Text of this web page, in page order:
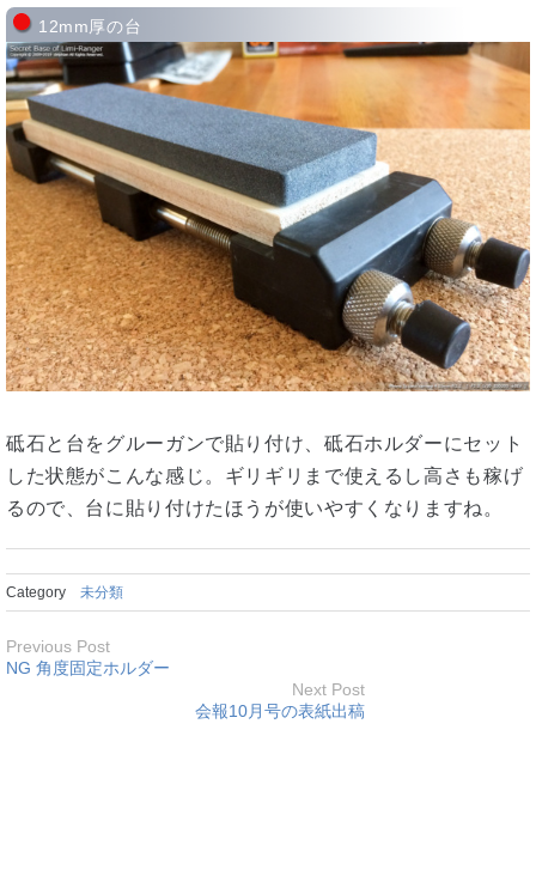
12mm厚の台
砥石と台をグルーガンで貼り付け、砥石ホルダーにセット
した状態がこんな感じ。ギリギリまで使えるし高さも稼げ
るので、台に貼り付けたほうが使いやすくなりますね。
Category 未分類
Previous Post
NG 角度固定ホルダー
Next Post
会報10月号の表紙出稿